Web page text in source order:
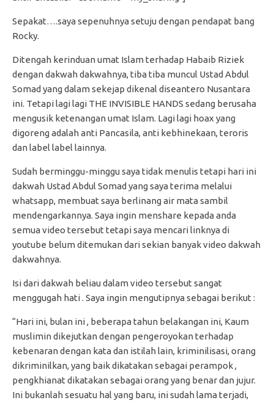
Sepakat….saya sepenuhnya setuju dengan pendapat bang
Rocky.
Ditengah kerinduan umat Islam terhadap Habaib Riziek
dengan dakwah dakwahnya, tiba tiba muncul Ustad Abdul
Somad yang dalam sekejap dikenal diseantero Nusantara
ini. Tetapi lagi lagi THE INVISIBLE HANDS sedang berusaha
mengusik ketenangan umat Islam. Lagi lagi hoax yang
digoreng adalah anti Pancasila, anti kebhinekaan, teroris
dan label label lainnya.
Sudah berminggu-minggu saya tidak menulis tetapi hari ini
dakwah Ustad Abdul Somad yang saya terima melalui
whatsapp, membuat saya berlinang air mata sambil
mendengarkannya. Saya ingin menshare kepada anda
semua video tersebut tetapi saya mencari linknya di
youtube belum ditemukan dari sekian banyak video dakwah
dakwahnya.
Isi dari dakwah beliau dalam video tersebut sangat
menggugah hati . Saya ingin mengutipnya sebagai berikut :
“Hari ini, bulan ini , beberapa tahun belakangan ini, Kaum
muslimin dikejutkan dengan pengeroyokan terhadap
kebenaran dengan kata dan istilah lain, kriminilisasi, orang
dikriminilkan, yang baik dikatakan sebagai perampok ,
pengkhianat dikatakan sebagai orang yang benar dan jujur.
Ini bukanlah sesuatu hal yang baru, ini sudah lama terjadi,